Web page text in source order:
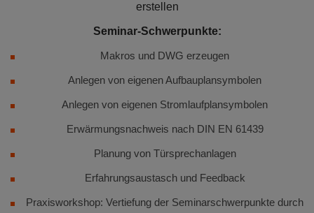
erstellen
Seminar-Schwerpunkte:
Makros und DWG erzeugen
Anlegen von eigenen Aufbauplansymbolen
Anlegen von eigenen Stromlaufplansymbolen
Erwärmungsnachweis nach DIN EN 61439
Planung von Türsprechanlagen
Erfahrungsaustasch und Feedback
Praxisworkshop: Vertiefung der Seminarschwerpunkte durch